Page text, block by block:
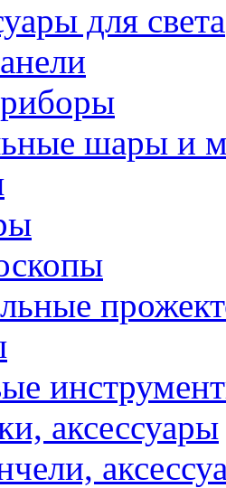
для света
шары и
аксессуары